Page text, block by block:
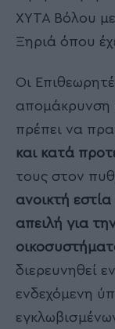
ΧΥΤΑ Βόλου
Ξηριά όπου
Οι
απομάκρυνση
πρέπει να
και κατά
τους στον
ανοικτή
απειλή για
διερευνηθεί
ενδεχόμενη